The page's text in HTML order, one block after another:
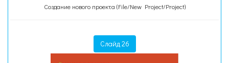
Создание нового проекта (File/New Project/Project)
Слайд 26